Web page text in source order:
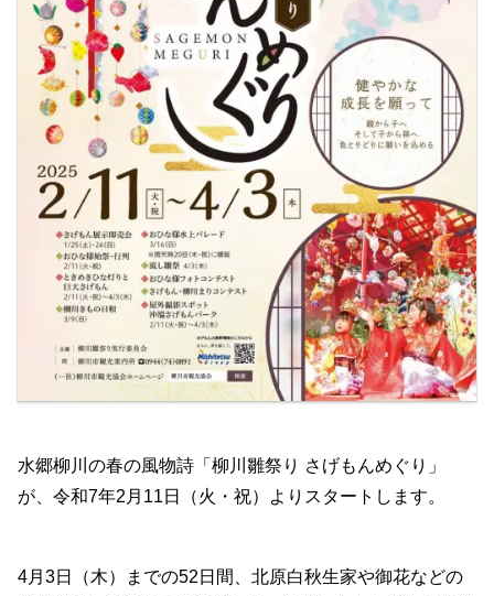
水郷柳川の春の風物詩「柳川雛祭り さげもんめぐり」
が、令和7年2月11日（火・祝）よりスタートします。
4月3日（木）までの52日間、北原白秋生家や御花などの